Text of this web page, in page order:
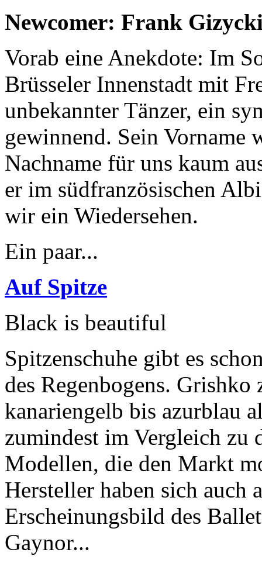
Newcomer: Frank
Vorab eine Anekdote: Im
Brüsseler Innenstadt mit
unbekannter Tänzer, ein
gewinnend. Sein Vorname
Nachname für uns kaum
er im südfranzösischen
wir ein Wiedersehen.
Ein paar...
Auf Spitze
Black is beautiful
Spitzenschuhe gibt es
des Regenbogens.
kanariengelb bis azurblau
zumindest im Vergleich zu
Modellen, die den Markt
Hersteller haben sich auch
Erscheinungsbild des
Gaynor...